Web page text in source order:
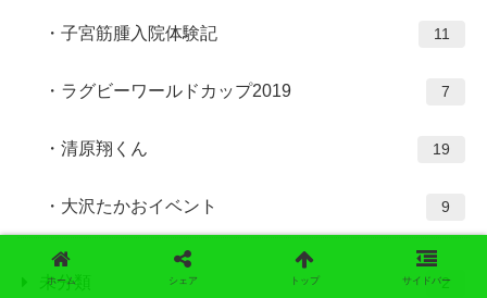
子宮筋腫入院体験記 11
ラグビーワールドカップ2019 7
清原翔くん 19
大沢たかおイベント 9
未分類 2
ホーム シェア トップ サイドバー